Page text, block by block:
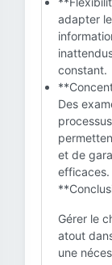
adapter
constant.
Des
et de
efficaces.
Gérer le
atout
une